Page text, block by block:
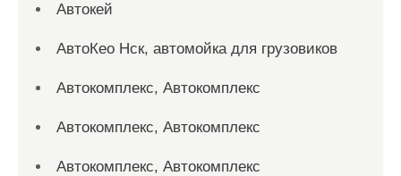
Автокей
АвтоКео Нск, автомойка для грузовиков
Автокомплекс, Автокомплекс
Автокомплекс, Автокомплекс
Автокомплекс, Автокомплекс